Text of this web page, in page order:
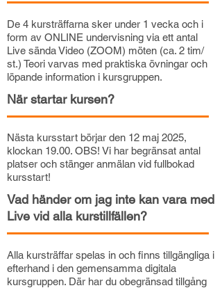
De 4 kursträffarna sker under 1 vecka och i
form av ONLINE undervisning via ett antal
Live sända Video (ZOOM) möten (ca. 2 tim/
st.) Teori varvas med praktiska övningar och
löpande information i kursgruppen.
När startar kursen?
Nästa kursstart börjar den 12 maj 2025,
klockan 19.00. OBS! Vi har begränsat antal
platser och stänger anmälan vid fullbokad
kursstart!
Vad händer om jag inte kan vara med
Live vid alla kurstillfällen?
Alla kursträffar spelas in och finns tillgängliga i
efterhand i den gemensamma digitala
kursgruppen. Där har du obegränsad tillgång